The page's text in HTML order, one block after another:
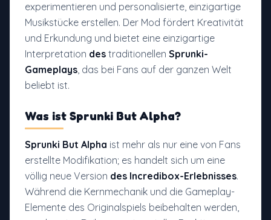
experimentieren und personalisierte, einzigartige
Musikstücke erstellen. Der Mod fördert Kreativität
und Erkundung und bietet eine einzigartige
Interpretation des traditionellen Sprunki-
Gameplays, das bei Fans auf der ganzen Welt
beliebt ist.
Was ist Sprunki But Alpha?
Sprunki But Alpha ist mehr als nur eine von Fans
erstellte Modifikation; es handelt sich um eine
völlig neue Version des Incredibox-Erlebnisses.
Während die Kernmechanik und die Gameplay-
Elemente des Originalspiels beibehalten werden,